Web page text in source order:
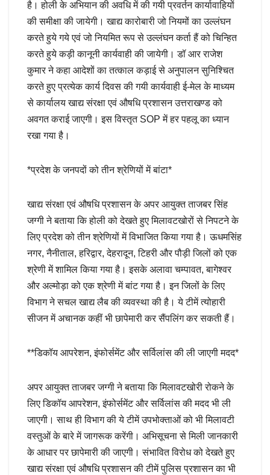
है। होली के अभियान की अवधि में की गयी प्रवर्तन कार्यावाहियों
की समीक्षा की जायेगी। खाद्य कारोबारी जो नियमों का उल्लंघन
करते हुये गये एवं जो नियमित रूप से उल्लंघन कर्ता हैं को चिन्हित
करते हुये कड़ी कानूनी कार्यवाही की जायेगी। डॉ आर राजेश
कुमार ने कहा आदेशों का तत्काल कड़ाई से अनुपालन सुनिश्चित
करते हुए प्रत्येक कार्य दिवस की गयी कार्यवाही ई-मेल के माध्यम
से कार्यालय खाद्य संरक्षा एवं औषधि प्रशासन उत्तराखण्ड को
अवगत कराई जाएगी। इस विस्तृत SOP में हर पहलू का ध्यान
रखा गया है।
*प्रदेश के जनपदों को तीन श्रेणियों में बांटा*
खाद्य संरक्षा एवं औषधि प्रशासन के अपर आयुक्त ताजबर सिंह
जग्गी ने बताया कि होली को देखते हुए मिलावटखोरों से निपटने के
लिए प्रदेश को तीन श्रेणियों में विभाजित किया गया है। ऊधमसिंह
नगर, नैनीताल, हरिद्वार, देहरादून, टिहरी और पौड़ी जिलों को एक
श्रेणी में शामिल किया गया है। इसके अलावा चम्पावत, बागेश्वर
और अल्मोड़ा को एक श्रेणी में बांट गया है। इन जिलों के लिए
विभाग ने सचल खाद्य लैब की व्यवस्था की है। ये टीमें त्योहारी
सीजन में अचानक कहीं भी छापेमारी कर सैंपलिंग कर सकती हैं।
**डिकॉय आपरेशन, इंफोर्समेंट और सर्विलांस की ली जाएगी मदद*
अपर आयुक्त ताजबर जग्गी ने बताया कि मिलावटखोरी रोकने के
लिए डिकॉय आपरेशन, इंफोर्समेंट और सर्विलांस की मदद भी ली
जाएगी। साथ ही विभाग की ये टीमें उपभोक्ताओं को भी मिलावटी
वस्तुओं के बारे में जागरूक करेंगी। अभिसूचना से मिली जानकारी
के आधार पर छापेमारी की जाएगी। संभावित विरोध को देखते हुए
खाद्य संरक्षा एवं औषधि प्रशासन की टीमें पुलिस प्रशासन का भी